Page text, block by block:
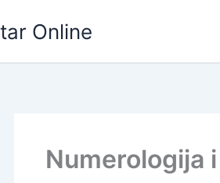
Online
Numerologija